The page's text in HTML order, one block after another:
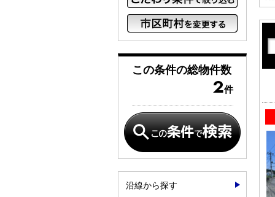
この条件の総物件数
2件
沿線から探す